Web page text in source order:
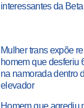
interessantes da
Mulher trans expõe
homem que desferiu
na namorada dentro
elevador
Homem que agrediu